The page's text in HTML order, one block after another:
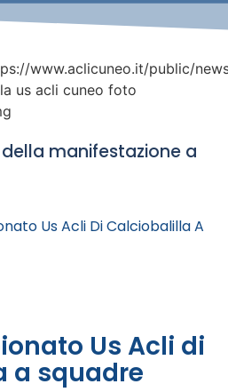
www.aclicuneo.it/public/
us acli cuneo foto
manifestazione a
Us Acli Di Calciobalilla A
Us Acli di
a squadre